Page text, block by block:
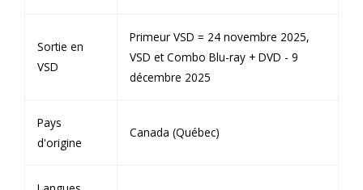
Sortie en
VSD
Primeur VSD = 24 novembre 2025,
VSD et Combo Blu-ray + DVD - 9
décembre 2025
Pays
d'origine
Canada (Québec)